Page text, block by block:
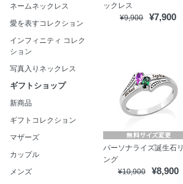
ネームネックレス
愛を表すコレクション
インフィニティ コレク
ション
写真入りネックレス
ギフトショップ
新商品
ギフトコレクション
マザーズ
カップル
メンズ
ックレス
¥9,900
¥7,900
パーソナライズ誕生石リ
ング
¥10,900
¥8,900